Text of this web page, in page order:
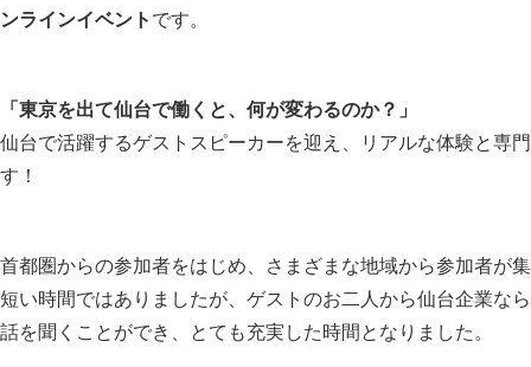
ンラインイベント です。
「東京を出て仙台で働くと、何が変わるのか？」
仙台で活躍するゲストスピーカーを迎え、リアルな体験と専
す！
首都圏からの参加者をはじめ、さまざまな地域から参加者が
短い時間ではありましたが、ゲストのお二人から仙台企業な
話を聞くことができ、とても充実した時間となりました。